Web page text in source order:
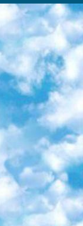
ориентируется на русскоязычную аудиторию, часть контента всё же доступна только на английском. 3. «Лекторий Физтеха» Проект Московского физико-технического института (Физтеха). С его помощью вы можете смотреть онлайн серии лекций, записанные на видео в этом вузе. В числе доступных предметов — физика, биология, химия, информационные технологии и другие. К некоторым лекциям администрация ресурса прилагает готовые конспекты, которые можно скачивать в PDF-формате. 4. ITMOcourses Онлайн-площадка Санкт-Петербургского национального исследовательского университета информационных технологий, механики и оптики (ИТМО). Ресурс предоставляет свободный доступ к курсам, разработанным в этом вузе. Каталог материалов разбит на четыре категории: «Оптические системы и технологии», «Приборостроение и робототехника», «Информационные технологии» и «Биотехнологии». Курсы состоят из видеолекций, интерактивных демонстраций и заданий. 5. «КиберЛенинка» Электронная научная библиотека открытого доступа. Каталог площадки регулярно обрастает текстами статей из различных научных изданий. Сгруппированные по журналам и рубрикам публикации можно читать онлайн или скачивать целиком в PDF-формате. Проект нацелен на популяризацию науки за счёт открытого доступа к качественной информации. 6. «ПостНаука» На этом ресурсе